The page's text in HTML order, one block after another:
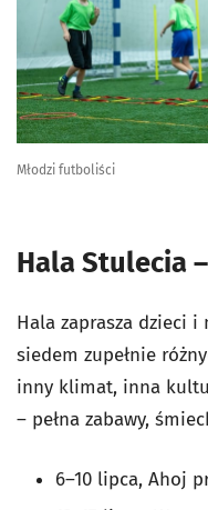
Młodzi futboliści
Hala Stulecia
Hala zaprasza dzieci i
siedem zupełnie
inny klimat, inna
– pełna zabawy,
6–10 lipca, Ahoj